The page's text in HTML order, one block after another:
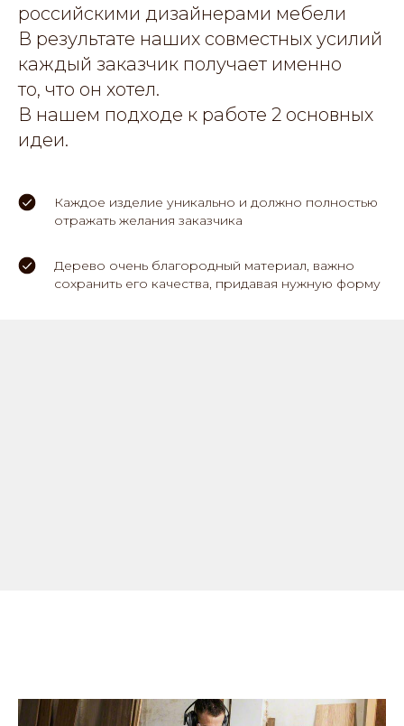
российскими дизайнерами мебели
В результате наших совместных усилий
каждый заказчик получает именно
то, что он хотел.
В нашем подходе к работе 2 основных
идеи.
Каждое изделие уникально и должно полностью
отражать желания заказчика
Дерево очень благородный материал, важно
сохранить его качества, придавая нужную форму